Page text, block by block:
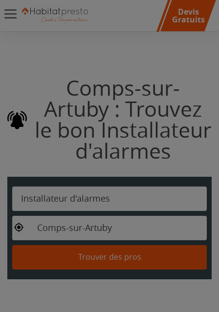
Devis
Gratuits
Comps-sur-
Artuby : Trouvez
le bon Installateur
d'alarmes
Installateur d'alarmes
Comps-sur-Artuby
Trouver des pros